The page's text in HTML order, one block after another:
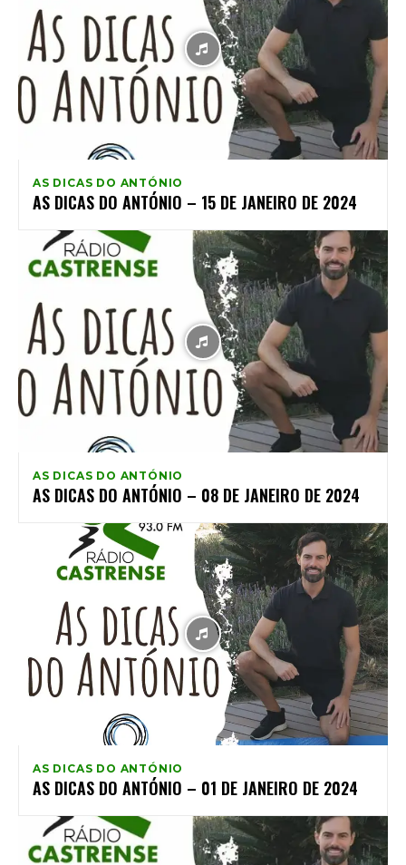
AS DICAS DO ANTÓNIO
AS DICAS DO ANTÓNIO – 15 DE JANEIRO DE 2024
AS DICAS DO ANTÓNIO
AS DICAS DO ANTÓNIO – 08 DE JANEIRO DE 2024
AS DICAS DO ANTÓNIO
AS DICAS DO ANTÓNIO – 01 DE JANEIRO DE 2024